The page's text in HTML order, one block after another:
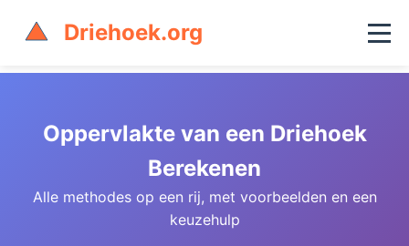
Driehoek.org
Oppervlakte van een Driehoek
Berekenen
Alle methodes op een rij, met voorbeelden en een
keuzehulp